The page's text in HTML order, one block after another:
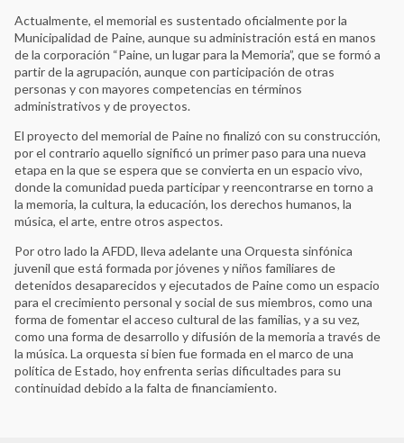
Actualmente, el memorial es sustentado oficialmente por la
Municipalidad de Paine, aunque su administración está en manos
de la corporación “Paine, un lugar para la Memoria”, que se formó a
partir de la agrupación, aunque con participación de otras
personas y con mayores competencias en términos
administrativos y de proyectos.
El proyecto del memorial de Paine no finalizó con su construcción,
por el contrario aquello significó un primer paso para una nueva
etapa en la que se espera que se convierta en un espacio vivo,
donde la comunidad pueda participar y reencontrarse en torno a
la memoria, la cultura, la educación, los derechos humanos, la
música, el arte, entre otros aspectos.
Por otro lado la AFDD, lleva adelante una Orquesta sinfónica
juvenil que está formada por jóvenes y niños familiares de
detenidos desaparecidos y ejecutados de Paine como un espacio
para el crecimiento personal y social de sus miembros, como una
forma de fomentar el acceso cultural de las familias, y a su vez,
como una forma de desarrollo y difusión de la memoria a través de
la música. La orquesta si bien fue formada en el marco de una
política de Estado, hoy enfrenta serias dificultades para su
continuidad debido a la falta de financiamiento.
Detenidos y Desaparecidos del Perú (ANFASEP)
Asociación Paz y Esperanza
Asociación por la Memoria y los Derechos Humanos
"Colonia Dignidad"
Casa do Povo
Centro Cultural Museo y Memoria de Neltume
Centro Cultural por la Memoria de Trelew
Centro de Derechos Humanos Fray Bartolomé de las Casas
Centro de Investigaciones Históricas de los Movimientos
Sociales
Centro de la Memoria Monseñor Juan Gerardi
Centro de Memoria, Paz y Reconciliación
Centro de Memoria, Paz y Reconciliación
Centro Nacional de Memoria Histórica
Centro para la Acción Legal en Derechos Humanos
Centro Universitário Maria Antonia da Universidade de São
Paulo